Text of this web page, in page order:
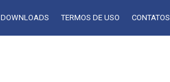
TERMOS DE USO CONTATOS